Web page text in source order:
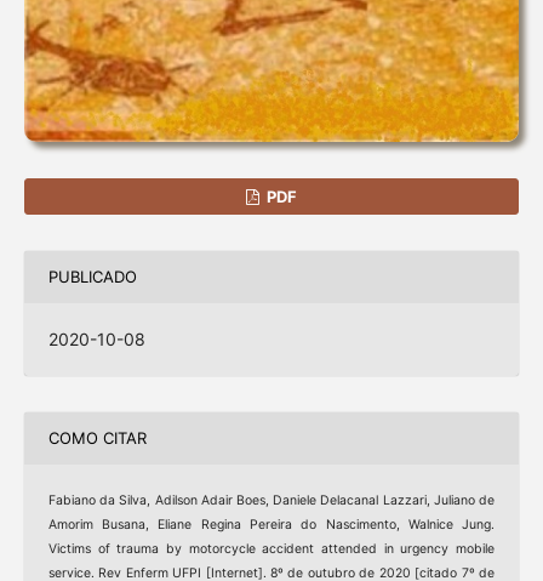
PDF
PUBLICADO
2020-10-08
COMO CITAR
Fabiano da Silva, Adilson Adair Boes, Daniele Delacanal Lazzari, Juliano de
Amorim Busana, Eliane Regina Pereira do Nascimento, Walnice Jung.
Victims of trauma by motorcycle accident attended in urgency mobile
service. Rev Enferm UFPI [Internet]. 8º de outubro de 2020 [citado 7º de